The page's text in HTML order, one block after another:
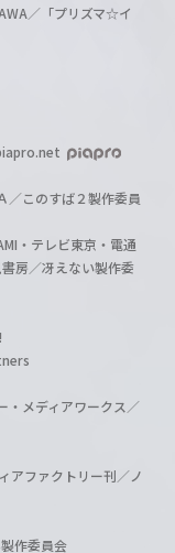
／「プリズマ☆イ
／このすば２製作委員
・テレビ東京・電通
房／冴えない製作委
メディアワークス／
アファクトリー刊／ノ
作委員会